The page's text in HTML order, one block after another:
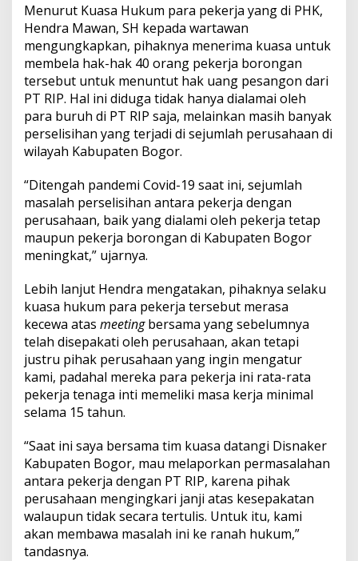
Menurut Kuasa Hukum para pekerja yang di PHK,
Hendra Mawan, SH kepada wartawan
mengungkapkan, pihaknya menerima kuasa untuk
membela hak-hak 40 orang pekerja borongan
tersebut untuk menuntut hak uang pesangon dari
PT RIP. Hal ini diduga tidak hanya dialamai oleh
para buruh di PT RIP saja, melainkan masih banyak
perselisihan yang terjadi di sejumlah perusahaan di
wilayah Kabupaten Bogor.
“Ditengah pandemi Covid-19 saat ini, sejumlah
masalah perselisihan antara pekerja dengan
perusahaan, baik yang dialami oleh pekerja tetap
maupun pekerja borongan di Kabupaten Bogor
meningkat,” ujarnya.
Lebih lanjut Hendra mengatakan, pihaknya selaku
kuasa hukum para pekerja tersebut merasa
kecewa atas meetingbersama yang sebelumnya
telah disepakati oleh perusahaan, akan tetapi
justru pihak perusahaan yang ingin mengatur
kami, padahal mereka para pekerja ini rata-rata
pekerja tenaga inti memeliki masa kerja minimal
selama 15 tahun.
“Saat ini saya bersama tim kuasa datangi Disnaker
Kabupaten Bogor, mau melaporkan permasalahan
antara pekerja dengan PT RIP, karena pihak
perusahaan mengingkari janji atas kesepakatan
walaupun tidak secara tertulis. Untuk itu, kami
akan membawa masalah ini ke ranah hukum,”
tandasnya.